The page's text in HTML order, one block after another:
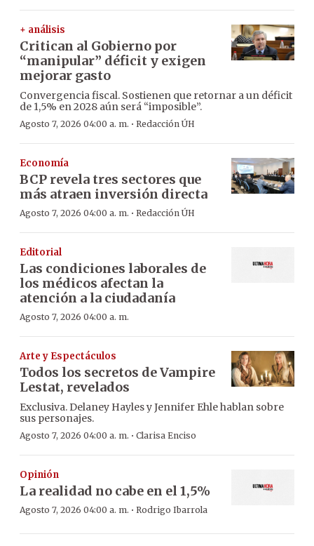
+ análisis
Critican al Gobierno por
“manipular” déficit y exigen
mejorar gasto
Convergencia fiscal. Sostienen que retornar a un déficit
de 1,5% en 2028 aún será “imposible”.
Agosto 7, 2026 04:00 a. m. · Redacción ÚH
Economía
BCP revela tres sectores que
más atraen inversión directa
Agosto 7, 2026 04:00 a. m. · Redacción ÚH
Editorial
Las condiciones laborales de
los médicos afectan la
atención a la ciudadanía
Agosto 7, 2026 04:00 a. m.
Arte y Espectáculos
Todos los secretos de Vampire
Lestat, revelados
Exclusiva. Delaney Hayles y Jennifer Ehle hablan sobre
sus personajes.
Agosto 7, 2026 04:00 a. m. · Clarisa Enciso
Opinión
La realidad no cabe en el 1,5%
Agosto 7, 2026 04:00 a. m. · Rodrigo Ibarrola